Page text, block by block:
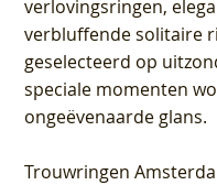
verlovingsringen,
verbluffende solitaire
geselecteerd op
speciale momenten
ongeëvenaarde glans.
Trouwringen